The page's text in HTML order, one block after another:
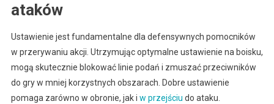
ataków
Ustawienie jest fundamentalne dla defensywnych pomocników
w przerywaniu akcji. Utrzymując optymalne ustawienie na boisku,
mogą skutecznie blokować linie podań i zmuszać przeciwników
do gry w mniej korzystnych obszarach. Dobre ustawienie
pomaga zarówno w obronie, jak i w przejściu do ataku.